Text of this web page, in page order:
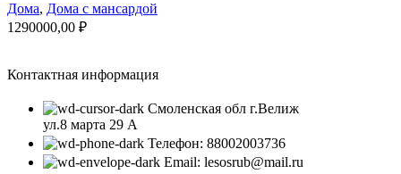
Дома, Дома с мансардой
1290000,00 ₽
Контактная информация
Смоленская обл г.Велиж
ул.8 марта 29 А
Телефон: 88002003736
Email: lesosrub@mail.ru